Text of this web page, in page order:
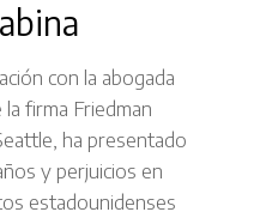
con la abogada
firma Friedman
ha presentado
y perjuicios en
estadounidenses